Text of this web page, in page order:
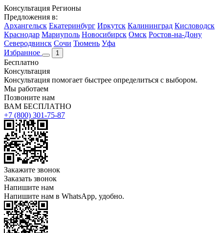
Консультация Регионы
Предложения в:
Архангельск Екатеринбург Иркутск Калининград Кисловодск
Краснодар Мариуполь Новосибирск Омск Ростов-на-Дону
Северодвинск Сочи Тюмень Уфа
Избранное
1
Бесплатно
Консультация
Консультация помогает быстрее определиться с выбором.
Мы работаем
Позвоните нам
ВАМ БЕСПЛАТНО
+7 (800) 301-75-87
Закажите звонок
Заказать звонок
Напишите нам
Напишите нам в WhatsApp, удобно.